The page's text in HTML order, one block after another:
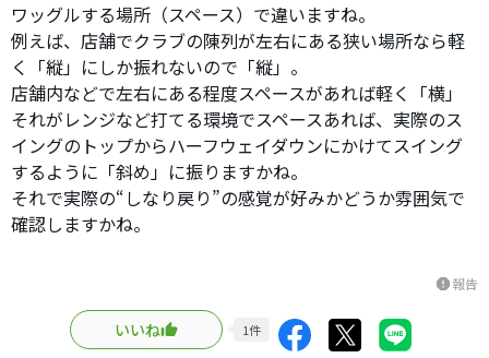
ワッグルする場所（スペース）で違いますね。
例えば、店舗でクラブの陳列が左右にある狭い場所なら軽
く「縦」にしか振れないので「縦」。
店舗内などで左右にある程度スペースがあれば軽く「横」
それがレンジなど打てる環境でスペースあれば、実際のス
イングのトップからハーフウェイダウンにかけてスイング
するように「斜め」に振りますかね。
それで実際の“しなり戻り”の感覚が好みかどうか雰囲気で
確認しますかね。
report報告
いいね 1件